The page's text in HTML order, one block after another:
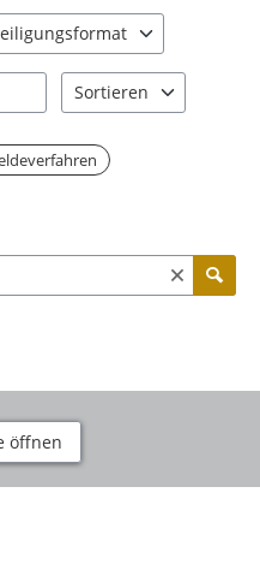
Sortieren
öffnen